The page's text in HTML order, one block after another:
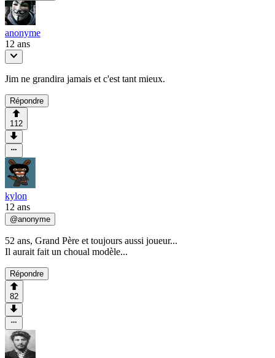
anonyme
12 ans
Jim ne grandira jamais et c'est tant mieux.
Répondre
112
kylon
12 ans
@anonyme
52 ans, Grand Père et toujours aussi joueur...
Il aurait fait un choual modèle...
Répondre
82